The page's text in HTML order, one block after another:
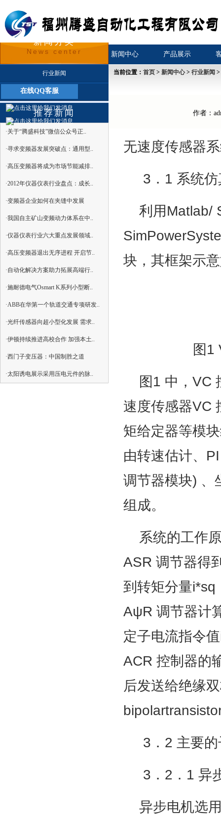
首页 关于我们 新闻中心 产品展示
新闻分类
News center
行业新闻
公司新闻
推荐新闻
·关于“腾盛科技”微信公众号正..
·寻求变频器发展突破点：通用型..
·高压变频器将成为市场节能减排..
·2012年仪器仪表行业盘点：成长..
·变频器企业如何在夹缝中发展
·我国自主矿山变频动力体系在中..
·仪器仪表行业六大重点发展领域..
·高压变频器退出无序进程 开启节..
·自动化解决方案助力拓展高端行..
·施耐德电气Osmart K系列小型断..
·ABB在华第一个轨道交通专项研发..
·光纤传感器向超小型化发展 需求..
·伊顿持续推进高校合作 加强本土..
·西门子变压器：中国制胜之道
·太阳诱电展示采用压电元件的脉..
当前位置： 首页 > 新闻中心> 行业新闻 >
作者：
无速度传感器
3．1 系统仿
利用Matlab/
块，其框架示
图1
图1 中，VC
速度传感器VC
矩给定器等模
由转速估计、
调节器模块) 、
组成。
系统的工作
ASR 调节器得
到转矩分量i*sq
AψR 调节器计
定子电流指令
ACR 控制器的
后发送给绝缘
3．2 主要的
3．2．1 异
异步电机选用
在线QQ客服